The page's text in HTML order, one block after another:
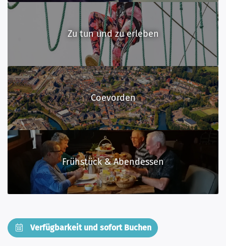
Frühstück & Abendessen
Zu tun und zu erleben
Coevorden
Verfügbarkeit und sofort Buchen